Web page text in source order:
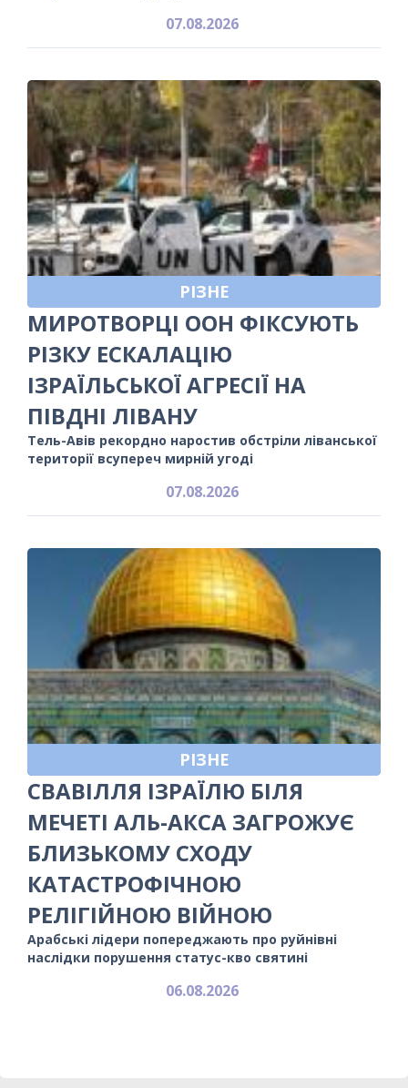
07.08.2026
РІЗНЕ
МИРОТВОРЦІ ООН ФІКСУЮТЬ
РІЗКУ ЕСКАЛАЦІЮ
ІЗРАЇЛЬСЬКОЇ АГРЕСІЇ НА
ПІВДНІ ЛІВАНУ
Тель-Авів рекордно наростив обстріли ліванської
території всупереч мирній угоді
07.08.2026
РІЗНЕ
СВАВІЛЛЯ ІЗРАЇЛЮ БІЛЯ
МЕЧЕТІ АЛЬ-АКСА ЗАГРОЖУЄ
БЛИЗЬКОМУ СХОДУ
КАТАСТРОФІЧНОЮ
РЕЛІГІЙНОЮ ВІЙНОЮ
Арабські лідери попереджають про руйнівні
наслідки порушення статус-кво святині
06.08.2026